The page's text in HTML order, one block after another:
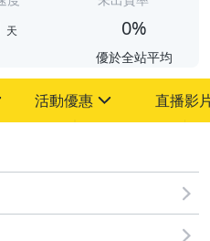
天 0%
優於全站平均
活動優惠 直播影